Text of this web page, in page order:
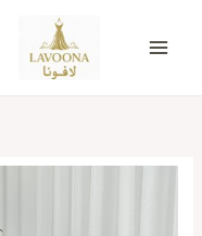
المحتوى